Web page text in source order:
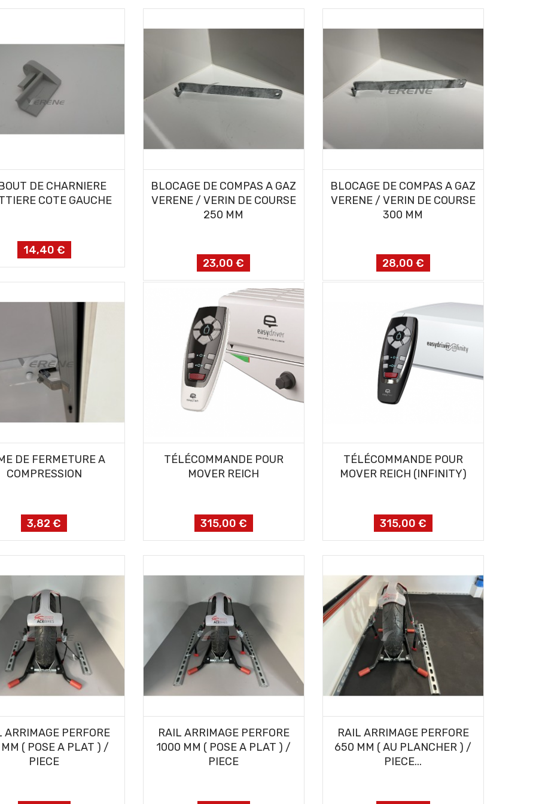
AJOUTER AU PANIER
DE CHARNIERE
COTE GAUCHE
Prix
14,40 €
AJOUTER AU PANIER
BLOCAGE DE COMPAS A GAZ
VERENE / VERIN DE COURSE
250 MM
Prix
23,00 €
AJOUTER AU PANIER
BLOCAGE DE COMPAS A GAZ
VERENE / VERIN DE COURSE
300 MM
Prix
28,00 €
AJOUTER AU PANIER
DE FERMETURE A
COMPRESSION
Prix
3,82 €
AJOUTER AU PANIER
TÉLÉCOMMANDE POUR
MOVER REICH
Prix
315,00 €
AJOUTER AU PANIER
TÉLÉCOMMANDE POUR
MOVER REICH (INFINITY)
Prix
315,00 €
AJOUTER AU PANIER
ARRIMAGE PERFORE
( POSE A PLAT ) /
PIECE
AJOUTER AU PANIER
RAIL ARRIMAGE PERFORE
1000 MM ( POSE A PLAT ) /
PIECE
AJOUTER AU PANIER
RAIL ARRIMAGE PERFORE
650 MM ( AU PLANCHER ) /
PIECE...